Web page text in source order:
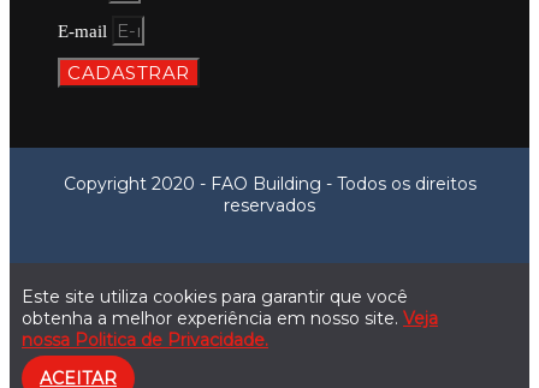
E-mail
CADASTRAR
Copyright 2020 - FAO Building - Todos os direitos
reservados
Este site utiliza cookies para garantir que você
obtenha a melhor experiência em nosso site. Veja
nossa Politica de Privacidade.
ACEITAR